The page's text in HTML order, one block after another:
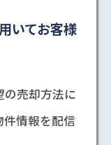
いてお客様
の売却方法に
情報を配信